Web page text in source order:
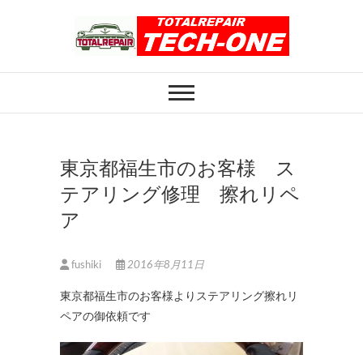
ホイール修理のト
ータルリペアテッ
クワン
東京都福生市のお客様 ス
テアリング修理 擦れリペ
ア
fushiki 2016年8月11日
東京都福生市のお客様よりステアリング擦れリ
ペアの御依頼です